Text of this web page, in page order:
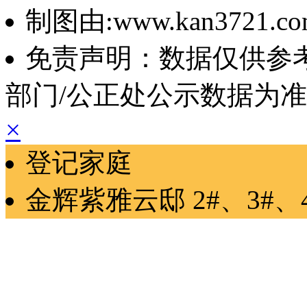
制图由
免责声明：数据仅供参
部门/公正处公示数据为
×
登记家庭
金辉紫雅云邸 2#、3#、